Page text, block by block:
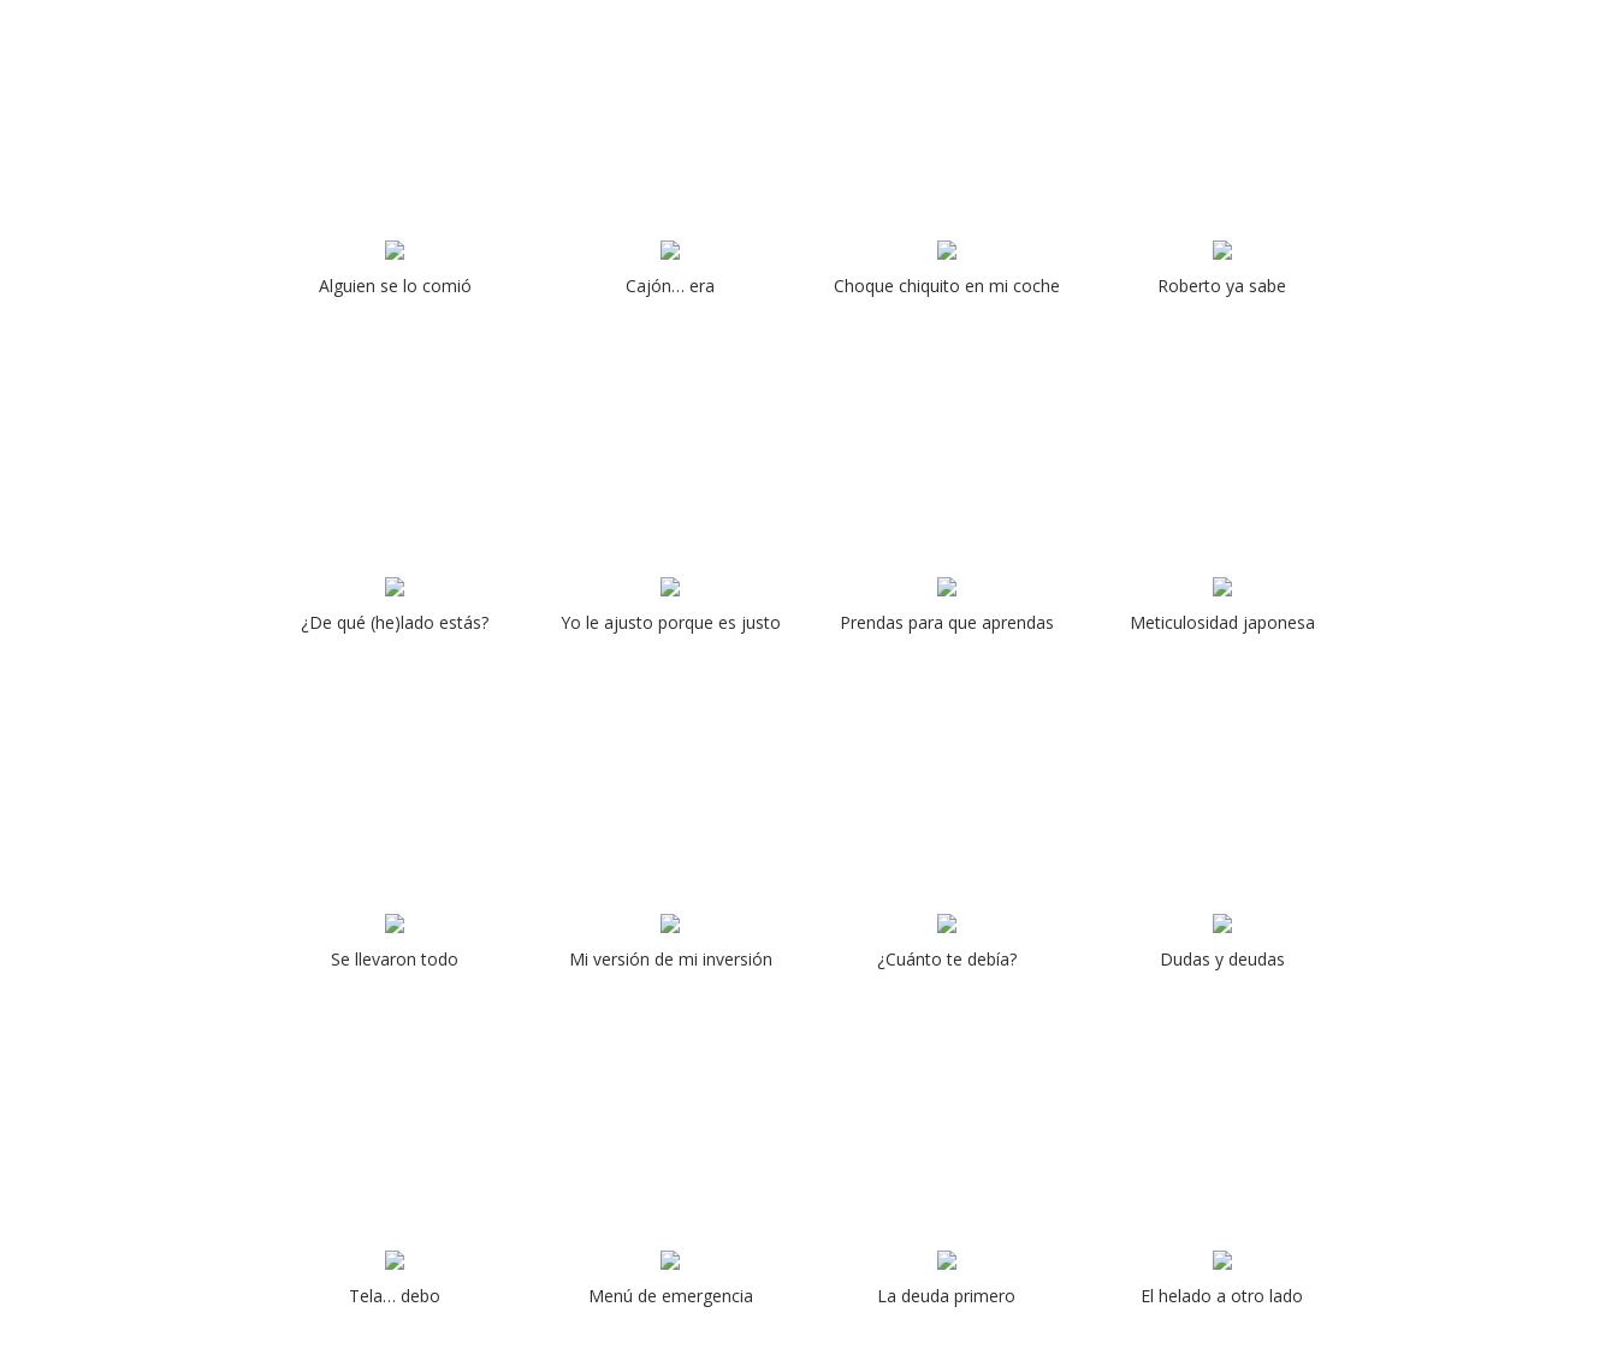
Alguien se lo comió Cajón… era Choque chiquito en mi coche Roberto ya sabe
¿De qué (he)lado estás? Yo le ajusto porque es justo Prendas para que aprendas Meticulosidad japonesa
Se llevaron todo Mi versión de mi inversión ¿Cuánto te debía? Dudas y deudas
Tela… debo Menú de emergencia La deuda primero El helado a otro lado